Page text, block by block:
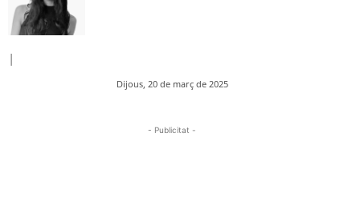
|
Dijous, 20 de març de 2025
- Publicitat -